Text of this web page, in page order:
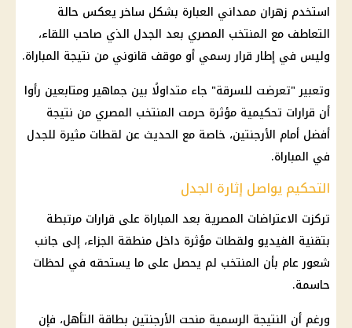
استخدم زهران ممداني العبارة بشكل ساخر يعكس حالة
التعاطف مع المنتخب المصري بعد الجدل الذي صاحب اللقاء،
وليس في إطار قرار رسمي أو موقف قانوني من نتيجة المباراة.
وتعبير "تعرضت للسرقة" جاء متداولًا بين جماهير ومتابعين رأوا
أن قرارات تحكيمية مؤثرة حرمت المنتخب المصري من نتيجة
أفضل أمام الأرجنتين، خاصة مع الحديث عن لقطات مثيرة للجدل
في المباراة.
التحكيم يواصل إثارة الجدل
تركزت الاعتراضات المصرية بعد المباراة على قرارات مرتبطة
بتقنية الفيديو ولقطات مؤثرة داخل منطقة الجزاء، إلى جانب
شعور عام بأن المنتخب لم يحصل على ما يستحقه في لحظات
حاسمة.
ورغم أن النتيجة الرسمية منحت الأرجنتين بطاقة التأهل، فإن